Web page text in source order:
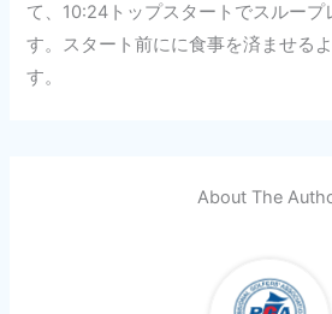
て、10:24トップスタートでスループ
す。スタート前にに食事を済ませる
す。
About The